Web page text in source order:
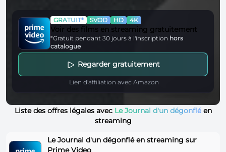
GRATUIT* SVOD HD 4K
Voir des films en streaming gratuitement
*Gratuit pendant 30 jours à l'inscription hors
catalogue
Regarder gratuitement
Lien d'affiliation avec Amazon
Liste des offres légales avec Le Journal d'un dégonfléen
streaming
Le Journal d'un dégonflé en streaming sur
Prime Video